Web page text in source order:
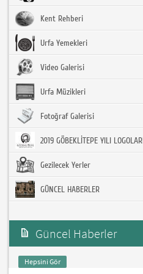
Kent Rehberi
Urfa Yemekleri
Video Galerisi
Urfa Müzikleri
Fotoğraf Galerisi
2019 GÖBEKLİTEPE YILI LOGOLARI
Gezilecek Yerler
GÜNCEL HABERLER
Güncel Haberler
Hepsini Gör